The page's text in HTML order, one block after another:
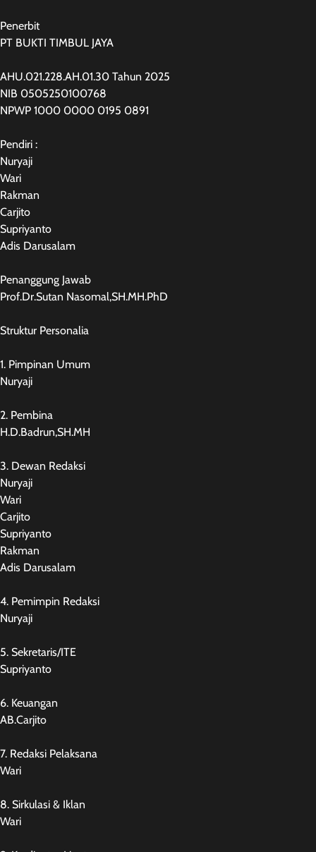
Penerbit
PT BUKTI TIMBUL JAYA
AHU.021.228.AH.01.30 Tahun 2025
NIB 0505250100768
NPWP 1000 0000 0195 0891
Pendiri :
Nuryaji
Wari
Rakman
Carjito
Supriyanto
Adis Darusalam
Penanggung Jawab
Prof.Dr.Sutan Nasomal,SH.MH.PhD
Struktur Personalia
1. Pimpinan Umum
Nuryaji
2. Pembina
H.D.Badrun,SH.MH
3. Dewan Redaksi
Nuryaji
Wari
Carjito
Supriyanto
Rakman
Adis Darusalam
4. Pemimpin Redaksi
Nuryaji
5. Sekretaris/ITE
Supriyanto
6. Keuangan
AB.Carjito
7. Redaksi Pelaksana
Wari
8. Sirkulasi & Iklan
Wari